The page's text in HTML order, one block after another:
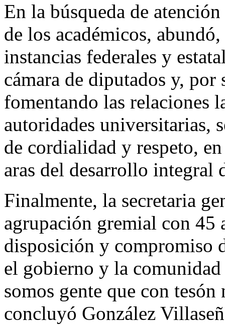
En la búsqueda de
de los académicos,
instancias federales y
cámara de diputados y, por
fomentando las relaciones
autoridades universitarias,
de cordialidad y respeto,
aras del desarrollo integral
Finalmente, la secretaria
agrupación gremial con 45
disposición y compromiso
el gobierno y la
somos gente que con
concluyó González